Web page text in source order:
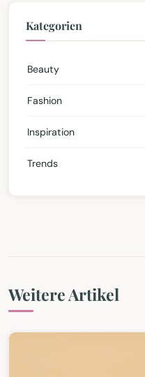
Kategorien
Beauty
Fashion
Inspiration
Trends
Weitere Artikel